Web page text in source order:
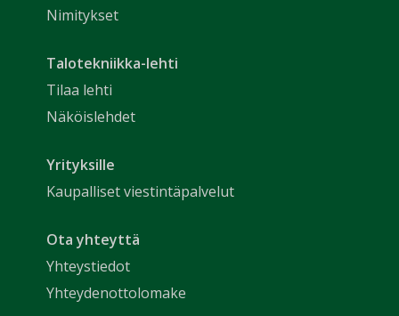
Nimitykset
Talotekniikka-lehti
Tilaa lehti
Näköislehdet
Yrityksille
Kaupalliset viestintäpalvelut
Ota yhteyttä
Yhteystiedot
Yhteydenottolomake